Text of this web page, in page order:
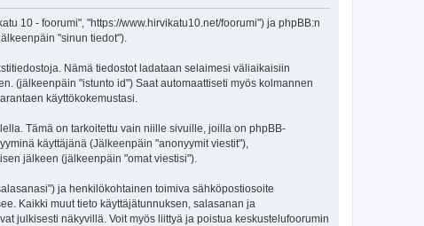
10 - foorumi", "https://www.hirvikatu10.net/foorumi") ja phpBB:n
"sinun tiedot").
Nämä tiedostot ladataan selaimesi väliaikaisiin
(jälkeenpäin "istunto id") Saat automaattiseti myös kolmannen
käyttökokemustasi.
Tämä on tarkoitettu vain niille sivuille, joilla on phpBB-
käyttäjänä (Jälkeenpäin "anonyymit viestit"),
jälkeen (jälkeenpäin "omat viestisi").
ja henkilökohtainen toimiva sähköpostiosoite
Kaikki muut tieto käyttäjätunnuksen, salasanan ja
julkisesti näkyvillä. Voit myös liittyä ja poistua keskustelufoorumin